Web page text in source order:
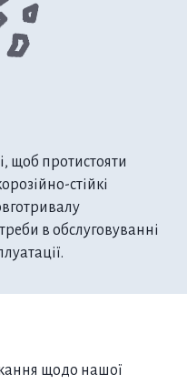
щоб протистояти
стійкі
в обслуговуванні
щодо нашої